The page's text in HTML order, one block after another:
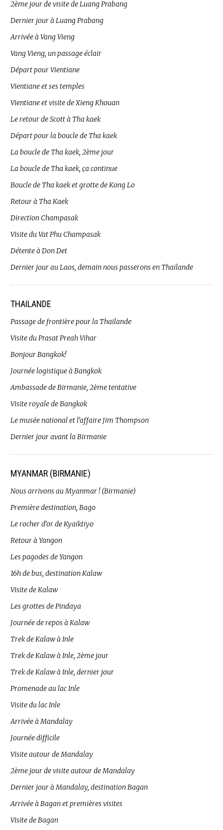
2ème jour de visite de Luang Prabang
Dernier jour à Luang Prabang
Arrivée à Vang Vieng
Vang Vieng, un passage éclair
Départ pour Vientiane
Vientiane et ses temples
Vientiane et visite de Xieng Khouan
Le retour de Scott à Tha kaek
Départ pour la boucle de Tha kaek
La boucle de Tha kaek, 2ème jour
La boucle de Tha kaek, ça continue
Boucle de Tha kaek et grotte de Kong Lo
Retour à Tha Kaek
Direction Champasak
Visite du Vat Phu Champasak
Détente à Don Det
Dernier jour au Laos, demain nous passerons en Thailande
THAILANDE
Passage de frontière pour la Thailande
Visite du Prasat Preah Vihar
Bonjour Bangkok!
Journée logistique à Bangkok
Ambassade de Birmanie, 2ème tentative
Visite royale de Bangkok
Le musée national et l’affaire Jim Thompson
Dernier jour avant la Birmanie
MYANMAR (BIRMANIE)
Nous arrivons au Myanmar ! (Birmanie)
Première destination, Bago
Le rocher d’or de Kyaiktiyo
Retour à Yangon
Les pagodes de Yangon
16h de bus, destination Kalaw
Visite de Kalaw
Les grottes de Pindaya
Journée de repos à Kalaw
Trek de Kalaw à Inle
Trek de Kalaw à Inle, 2ème jour
Trek de Kalaw à Inle, dernier jour
Promenade au lac Inle
Visite du lac Inle
Arrivée à Mandalay
Journée difficile
Visite autour de Mandalay
2ème jour de visite autour de Mandalay
Dernier jour à Mandalay, destination Bagan
Arrivée à Bagan et premières visites
Visite de Bagan